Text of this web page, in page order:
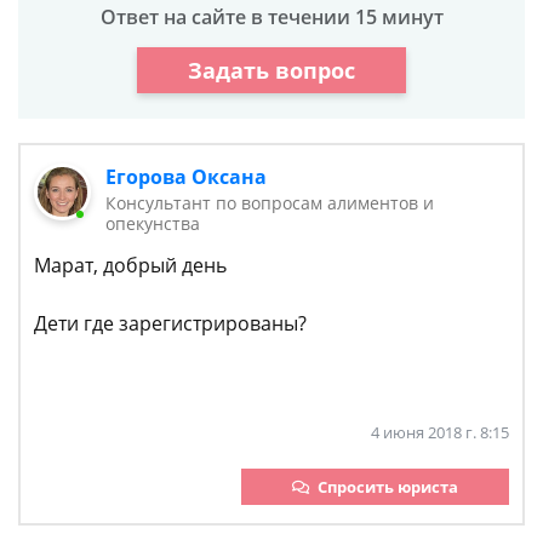
Ответ на сайте в течении 15 минут
Задать вопрос
Егорова Оксана
Консультант по вопросам алиментов и
опекунства
Марат, добрый день
Дети где зарегистрированы?
4 июня 2018 г. 8:15
Спросить юриста